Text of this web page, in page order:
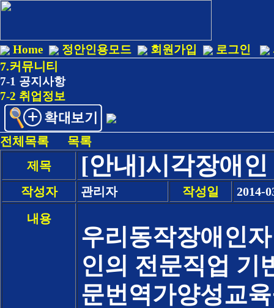
Home 정안인용모드 회원가입 로그인
7.커뮤니티
7-1 공지사항
7-2 취업정보
전체목록
목록
제목
[안내]시각장애
작성자 관리자 작성일
2014-
내용
우리동작장애인
인의 전문직업 기
문번역가양성교